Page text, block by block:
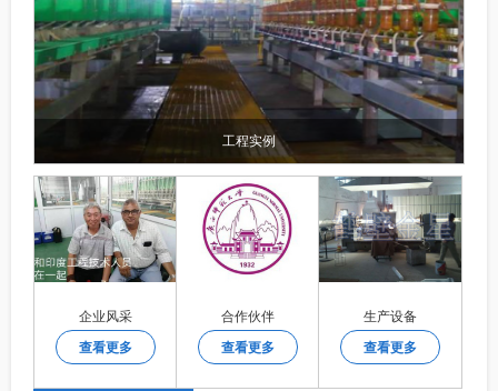
工程实例
企业风采
查看更多
合作伙伴
查看更多
生产设备
查看更多